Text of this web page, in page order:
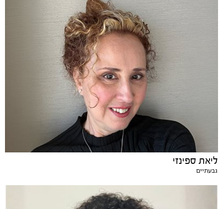
ליאת ספינזי
גבעתיים